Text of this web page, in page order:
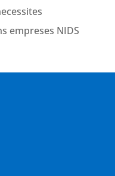
empreses NIDS